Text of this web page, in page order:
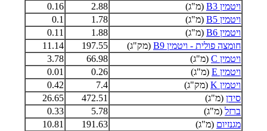
ויטמין B3
(מ"ג) 2.88
0.16
ויטמין B5
(מ"ג) 1.78
0.1
ויטמין B6
(מ"ג) 1.88
0.11
חומצה פולית - ויטמין B9
(מק"ג) 197.55
11.14
ויטמין C
(מ"ג) 66.98
3.78
ויטמין E
(מ"ג) 0.26
0.01
ויטמין K
(מק"ג) 7.4
0.42
סידן (מ"ג) 472.51
26.65
ברזל (מ"ג) 5.78
0.33
מגנזיום (מ"ג) 191.63
10.81